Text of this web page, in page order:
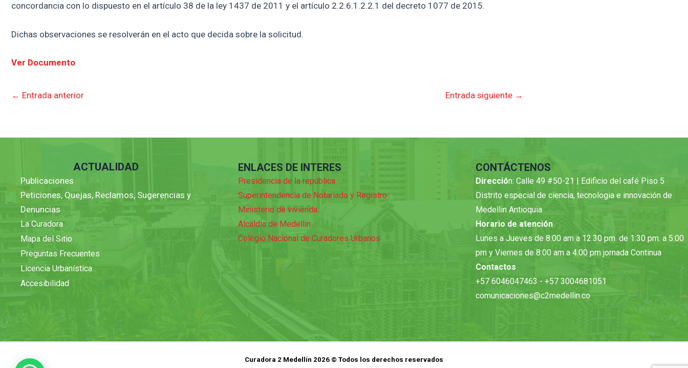
concordancia con lo dispuesto en el artículo 38 de la ley 1437 de 2011 y el artículo 2.2.6.1.2.2.1 del decreto 1077 de 2015.
Dichas observaciones se resolverán en el acto que decida sobre la solicitud.
Ver Documento
← Entrada anterior Entrada siguiente →
ACTUALIDAD
Publicaciones
Peticiones, Quejas, Reclamos, Sugerencias y
Denuncias
La Curadora
Mapa del Sitio
Preguntas Frecuentes
Licencia Urbanística
Accesibilidad
ENLACES DE INTERES
Presidencia de la república
Superintendencia de Notariado y Registro
Ministerio de vivienda
Alcaldia de Medellin
Colegio Nacional de Curadores Urbanos
CONTÁCTENOS
Dirección: Calle 49 #50-21 | Edificio del café Piso 5
Distrito especial de ciencia, tecnologia e innovación de
Medellin Antioquia
Horario de atención
Lunes a Jueves de 8:00 am a 12.30 pm. de 1:30 pm. a 5:00
pm y Viernes de 8:00 am a 4:00 pm jornada Continua
Contactos
+57 6046047463 - +57 3004681051
comunicaciones@c2medellin.co
Curadora 2 Medellín 2026 © Todos los derechos reservados